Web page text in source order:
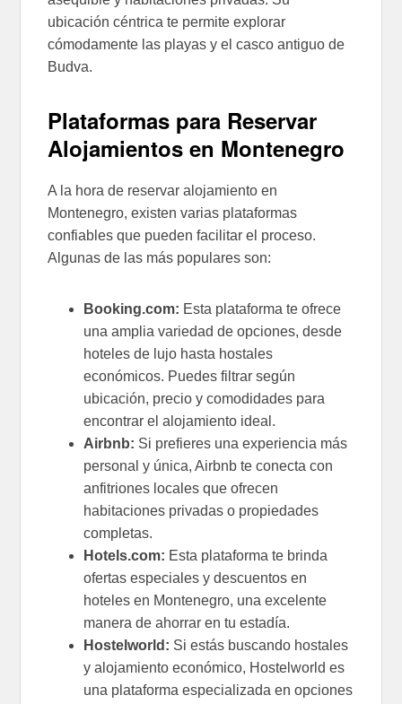
ubicación céntrica te permite explorar
cómodamente las playas y el casco antiguo de
Budva.
Plataformas para Reservar
Alojamientos en Montenegro
A la hora de reservar alojamiento en
Montenegro, existen varias plataformas
confiables que pueden facilitar el proceso.
Algunas de las más populares son:
Booking.com: Esta plataforma te ofrece
una amplia variedad de opciones, desde
hoteles de lujo hasta hostales
económicos. Puedes filtrar según
ubicación, precio y comodidades para
encontrar el alojamiento ideal.
Airbnb: Si prefieres una experiencia más
personal y única, Airbnb te conecta con
anfitriones locales que ofrecen
habitaciones privadas o propiedades
completas.
Hotels.com: Esta plataforma te brinda
ofertas especiales y descuentos en
hoteles en Montenegro, una excelente
manera de ahorrar en tu estadía.
Hostelworld: Si estás buscando hostales
y alojamiento económico, Hostelworld es
una plataforma especializada en opciones